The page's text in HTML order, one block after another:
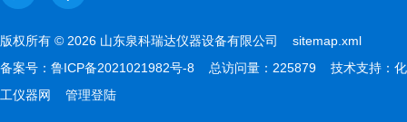
版权所有 © 2026 山东泉科瑞达仪器设备有限公司 sitemap.xml
备案号： 鲁ICP备2021021982号-8 总访问量：225879 技术支持： 化
工仪器网
管理登陆